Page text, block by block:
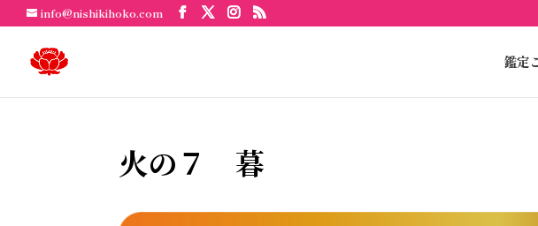
info@nishikihoko.com
鑑定
火の７ 暮